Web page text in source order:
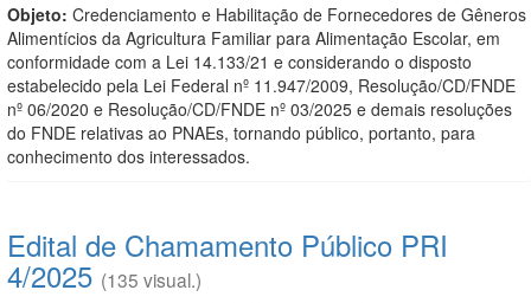
Objeto: Credenciamento e Habilitação de Fornecedores de Gêneros
Alimentícios da Agricultura Familiar para Alimentação Escolar, em
conformidade com a Lei 14.133/21 e considerando o disposto
estabelecido pela Lei Federal nº 11.947/2009, Resolução/CD/FNDE
nº 06/2020 e Resolução/CD/FNDE nº 03/2025 e demais resoluções
do FNDE relativas ao PNAEs, tornando público, portanto, para
conhecimento dos interessados.
Edital de Chamamento Público PRI
4/2025 (135 visual.)